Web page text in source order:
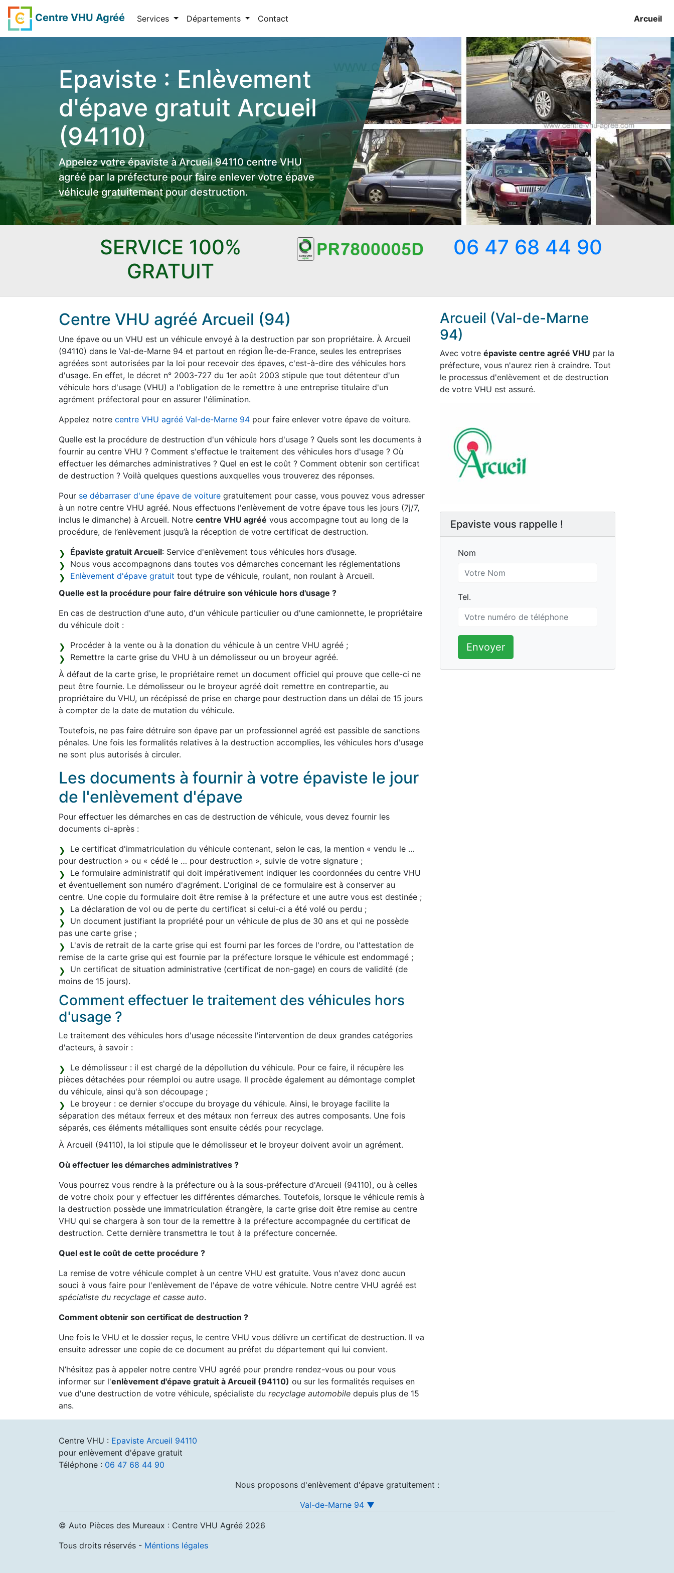
Centre VHU Agréé Services Départements Contact Arcueil
Epaviste : Enlèvement
d'épave gratuit Arcueil
(94110)
Appelez votre épaviste à Arcueil 94110 centre VHU
agréé par la préfecture pour faire enlever votre épave
véhicule gratuitement pour destruction.
SERVICE 100%
GRATUIT
06 47 68 44 90
Centre VHU agréé Arcueil (94)
Une épave ou un VHU est un véhicule envoyé à la destruction par son propriétaire. À Arcueil
(94110) dans le Val-de-Marne 94 et partout en région Île-de-France, seules les entreprises
agréées sont autorisées par la loi pour recevoir des épaves, c'est-à-dire des véhicules hors
d'usage. En effet, le décret n° 2003-727 du 1er août 2003 stipule que tout détenteur d'un
véhicule hors d'usage (VHU) a l'obligation de le remettre à une entreprise titulaire d'un
agrément préfectoral pour en assurer l'élimination.
Appelez notre centre VHU agréé Val-de-Marne 94 pour faire enlever votre épave de voiture.
Quelle est la procédure de destruction d'un véhicule hors d'usage ? Quels sont les documents à
fournir au centre VHU ? Comment s'effectue le traitement des véhicules hors d'usage ? Où
effectuer les démarches administratives ? Quel en est le coût ? Comment obtenir son certificat
de destruction ? Voilà quelques questions auxquelles vous trouverez des réponses.
Pour se débarraser d'une épave de voiture gratuitement pour casse, vous pouvez vous adresser
à un notre centre VHU agréé. Nous effectuons l'enlèvement de votre épave tous les jours (7j/7,
inclus le dimanche) à Arcueil. Notre centre VHU agréé vous accompagne tout au long de la
procédure, de l’enlèvement jusqu’à la réception de votre certificat de destruction.
Épaviste gratuit Arcueil: Service d'enlèvement tous véhicules hors d’usage.
Nous vous accompagnons dans toutes vos démarches concernant les réglementations
Enlèvement d'épave gratuit tout type de véhicule, roulant, non roulant à Arcueil.
Quelle est la procédure pour faire détruire son véhicule hors d'usage ?
En cas de destruction d'une auto, d'un véhicule particulier ou d'une camionnette, le propriétaire
du véhicule doit :
Procéder à la vente ou à la donation du véhicule à un centre VHU agréé ;
Remettre la carte grise du VHU à un démolisseur ou un broyeur agréé.
À défaut de la carte grise, le propriétaire remet un document officiel qui prouve que celle-ci ne
peut être fournie. Le démolisseur ou le broyeur agréé doit remettre en contrepartie, au
propriétaire du VHU, un récépissé de prise en charge pour destruction dans un délai de 15 jours
à compter de la date de mutation du véhicule.
Toutefois, ne pas faire détruire son épave par un professionnel agréé est passible de sanctions
pénales. Une fois les formalités relatives à la destruction accomplies, les véhicules hors d'usage
ne sont plus autorisés à circuler.
Les documents à fournir à votre épaviste le jour
de l'enlèvement d'épave
Pour effectuer les démarches en cas de destruction de véhicule, vous devez fournir les
documents ci-après :
Le certificat d'immatriculation du véhicule contenant, selon le cas, la mention « vendu le …
pour destruction » ou « cédé le … pour destruction », suivie de votre signature ;
Le formulaire administratif qui doit impérativement indiquer les coordonnées du centre VHU
et éventuellement son numéro d'agrément. L'original de ce formulaire est à conserver au
centre. Une copie du formulaire doit être remise à la préfecture et une autre vous est destinée ;
La déclaration de vol ou de perte du certificat si celui-ci a été volé ou perdu ;
Un document justifiant la propriété pour un véhicule de plus de 30 ans et qui ne possède
pas une carte grise ;
L'avis de retrait de la carte grise qui est fourni par les forces de l'ordre, ou l'attestation de
remise de la carte grise qui est fournie par la préfecture lorsque le véhicule est endommagé ;
Un certificat de situation administrative (certificat de non-gage) en cours de validité (de
moins de 15 jours).
Comment effectuer le traitement des véhicules hors
d'usage ?
Le traitement des véhicules hors d'usage nécessite l'intervention de deux grandes catégories
d'acteurs, à savoir :
Le démolisseur : il est chargé de la dépollution du véhicule. Pour ce faire, il récupère les
pièces détachées pour réemploi ou autre usage. Il procède également au démontage complet
du véhicule, ainsi qu'à son découpage ;
Le broyeur : ce dernier s'occupe du broyage du véhicule. Ainsi, le broyage facilite la
séparation des métaux ferreux et des métaux non ferreux des autres composants. Une fois
séparés, ces éléments métalliques sont ensuite cédés pour recyclage.
À Arcueil (94110), la loi stipule que le démolisseur et le broyeur doivent avoir un agrément.
Où effectuer les démarches administratives ?
Vous pourrez vous rendre à la préfecture ou à la sous-préfecture d'Arcueil (94110), ou à celles
de votre choix pour y effectuer les différentes démarches. Toutefois, lorsque le véhicule remis à
la destruction possède une immatriculation étrangère, la carte grise doit être remise au centre
VHU qui se chargera à son tour de la remettre à la préfecture accompagnée du certificat de
destruction. Cette dernière transmettra le tout à la préfecture concernée.
Quel est le coût de cette procédure ?
La remise de votre véhicule complet à un centre VHU est gratuite. Vous n'avez donc aucun
souci à vous faire pour l'enlèvement de l'épave de votre véhicule. Notre centre VHU agréé est
spécialiste du recyclage et casse auto.
Comment obtenir son certificat de destruction ?
Une fois le VHU et le dossier reçus, le centre VHU vous délivre un certificat de destruction. Il va
ensuite adresser une copie de ce document au préfet du département qui lui convient.
N’hésitez pas à appeler notre centre VHU agréé pour prendre rendez-vous ou pour vous
informer sur l'enlèvement d'épave gratuit à Arcueil (94110) ou sur les formalités requises en
vue d'une destruction de votre véhicule, spécialiste du recyclage automobile depuis plus de 15
ans.
Arcueil (Val-de-Marne
94)
Avec votre épaviste centre agréé VHU par la
préfecture, vous n'aurez rien à craindre. Tout
le processus d'enlèvement et de destruction
de votre VHU est assuré.
Epaviste vous rappelle !
Nom
Nom
Tel.
Tel.
Envoyer
Centre VHU : Epaviste Arcueil 94110
pour enlèvement d'épave gratuit
Téléphone : 06 47 68 44 90
Nous proposons d'enlèvement d'épave gratuitement :
Val-de-Marne 94 ▼
© Auto Pièces des Mureaux : Centre VHU Agréé 2026
Tous droits réservés - Méntions légales